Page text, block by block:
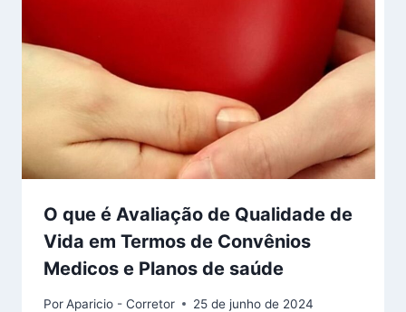
O que é Avaliação de Qualidade de
Vida em Termos de Convênios
Medicos e Planos de saúde
PorAparicio - Corretor 25 de junho de 2024